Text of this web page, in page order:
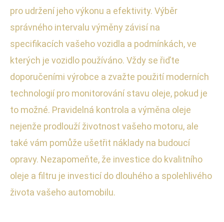
pro udržení jeho výkonu a efektivity. Výběr
správného intervalu výměny závisí na
specifikacích vašeho vozidla a podmínkách, ve
kterých je vozidlo používáno. Vždy se řiďte
doporučeními výrobce a zvažte použití moderních
technologií pro monitorování stavu oleje, pokud je
to možné. Pravidelná kontrola a výměna oleje
nejenže prodlouží životnost vašeho motoru, ale
také vám pomůže ušetřit náklady na budoucí
opravy. Nezapomeňte, že investice do kvalitního
oleje a filtru je investicí do dlouhého a spolehlivého
života vašeho automobilu.